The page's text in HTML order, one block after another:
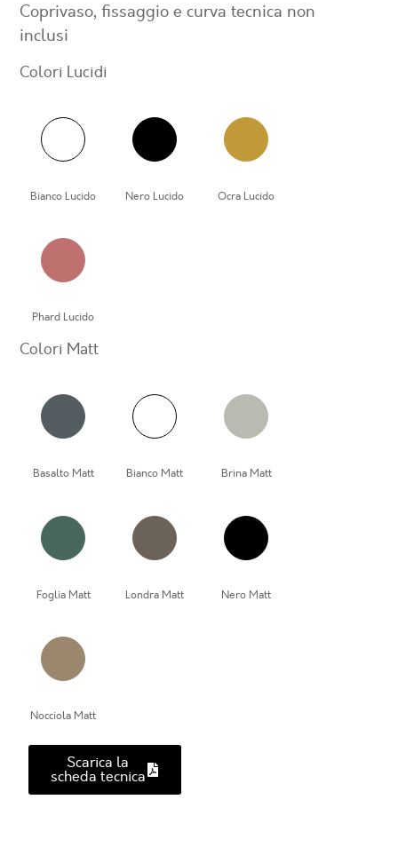
Coprivaso, fissaggio e curva tecnica non
inclusi
Colori Lucidi
Bianco Lucido Nero Lucido Ocra Lucido
Phard Lucido
Colori Matt
Basalto Matt Bianco Matt Brina Matt
Foglia Matt Londra Matt Nero Matt
Nocciola Matt
Scarica la
scheda tecnica